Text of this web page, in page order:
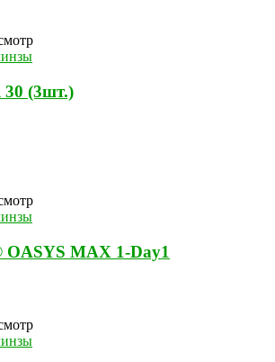
30 (3шт.)
MAX 1-Day1